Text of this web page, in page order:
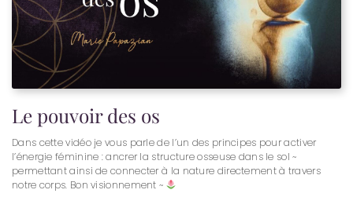
Le pouvoir des os
Dans cette vidéo je vous parle de l’un des principes pour activer
l’énergie féminine : ancrer la structure osseuse dans le sol ~
permettant ainsi de connecter à la nature directement à travers
notre corps. Bon visionnement ~